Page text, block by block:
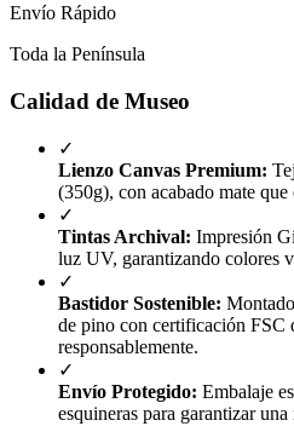
Envío Rápido
Toda la Península
Calidad de Museo
✓
Lienzo Canvas Premium:
(350g), con acabado mate
✓
Tintas Archival: Impresión
luz UV, garantizando colores
✓
Bastidor Sostenible:
de pino con certificación FSC
responsablemente.
✓
Envío Protegido: Embalaje
esquineras para garantizar